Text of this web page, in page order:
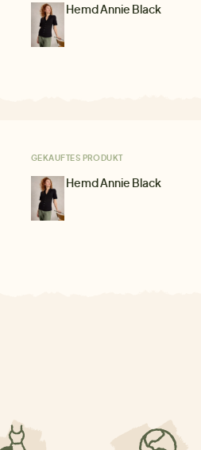
Hemd Annie Black
GEKAUFTES PRODUKT
Hemd Annie Black